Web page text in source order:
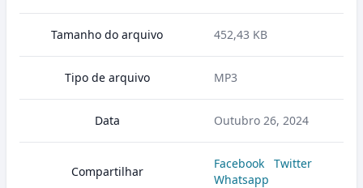
Tamanho do arquivo 452,43 KB
Tipo de arquivo MP3
Data Outubro 26, 2024
Compartilhar
Facebook
Twitter
Whatsapp